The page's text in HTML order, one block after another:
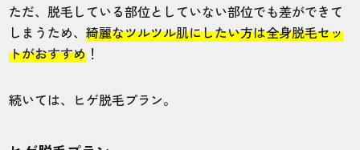
希望部位で細かくプランが分かれていてす
ごく良かったです。ピンポイントで脱毛で
きました。
ただ、脱毛している部位としていない部位でも差ができて
しまうため、綺麗なツルツル肌にしたい方は全身脱毛セッ
トがおすすめ ！
続いては、ヒゲ脱毛プラン。